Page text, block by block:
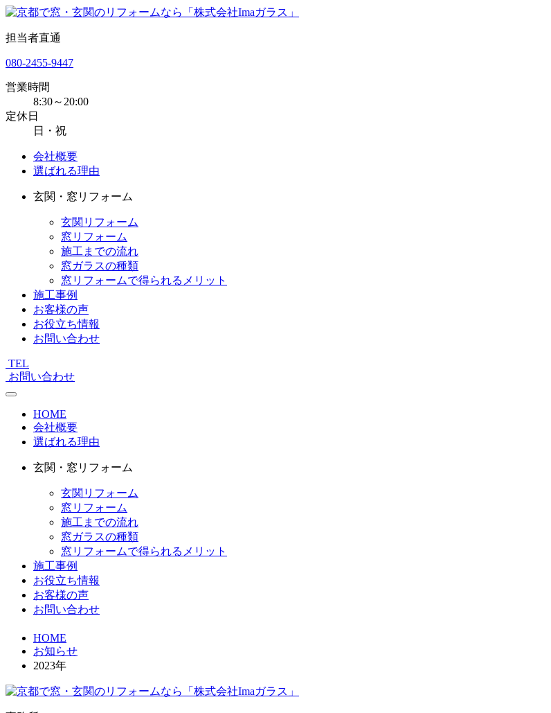
担当者直通
080-2455-9447
営業時間
8:30～20:00
定休日
日・祝
会社概要
選ばれる理由
玄関・窓リフォーム
玄関リフォーム
窓リフォーム
施工までの流れ
窓ガラスの種類
窓リフォームで得られるメリット
施工事例
お客様の声
お役立ち情報
お問い合わせ
TEL
お問い合わせ
HOME
会社概要
選ばれる理由
玄関・窓リフォーム
玄関リフォーム
窓リフォーム
施工までの流れ
窓ガラスの種類
窓リフォームで得られるメリット
施工事例
お役立ち情報
お客様の声
お問い合わせ
HOME
お知らせ
2023年